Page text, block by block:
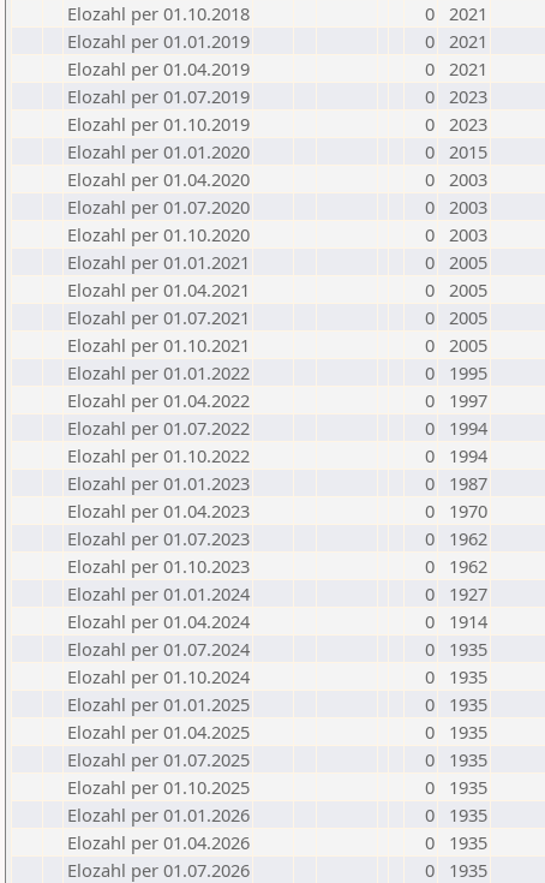
Elozahl per 01.10.2018
0 2021
Elozahl per 01.01.2019
0 2021
Elozahl per 01.04.2019
0 2021
Elozahl per 01.07.2019
0 2023
Elozahl per 01.10.2019
0 2023
Elozahl per 01.01.2020
0 2015
Elozahl per 01.04.2020
0 2003
Elozahl per 01.07.2020
0 2003
Elozahl per 01.10.2020
0 2003
Elozahl per 01.01.2021
0 2005
Elozahl per 01.04.2021
0 2005
Elozahl per 01.07.2021
0 2005
Elozahl per 01.10.2021
0 2005
Elozahl per 01.01.2022
0
1995
Elozahl per 01.04.2022
0
1997
Elozahl per 01.07.2022
0
1994
Elozahl per 01.10.2022
0
1994
Elozahl per 01.01.2023
0
1987
Elozahl per 01.04.2023
0
1970
Elozahl per 01.07.2023
0
1962
Elozahl per 01.10.2023
0
1962
Elozahl per 01.01.2024
0
1927
Elozahl per 01.04.2024
0
1914
Elozahl per 01.07.2024
0
1935
Elozahl per 01.10.2024
0
1935
Elozahl per 01.01.2025
0
1935
Elozahl per 01.04.2025
0
1935
Elozahl per 01.07.2025
0
1935
Elozahl per 01.10.2025
0
1935
Elozahl per 01.01.2026
0
1935
Elozahl per 01.04.2026
0
1935
Elozahl per 01.07.2026
0 1935